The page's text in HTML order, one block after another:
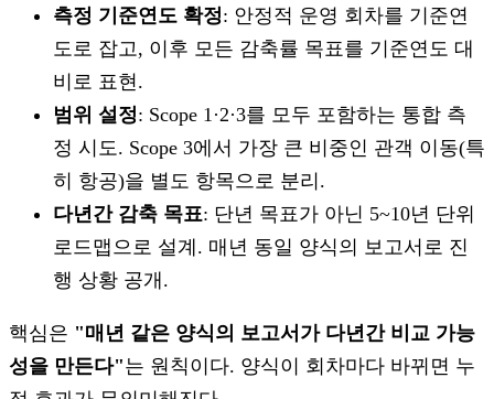
측정 기준연도 확정: 안정적 운영 회차를 기준연
도로 잡고, 이후 모든 감축률 목표를 기준연도 대
비로 표현.
범위 설정: Scope 1·2·3를 모두 포함하는 통합 측
정 시도. Scope 3에서 가장 큰 비중인 관객 이동(특
히 항공)을 별도 항목으로 분리.
다년간 감축 목표: 단년 목표가 아닌 5~10년 단위
로드맵으로 설계. 매년 동일 양식의 보고서로 진
행 상황 공개.
핵심은 "매년 같은 양식의 보고서가 다년간 비교 가능
성을 만든다"는 원칙이다. 양식이 회차마다 바뀌면 누